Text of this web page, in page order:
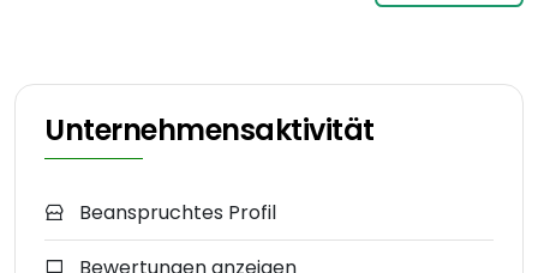
Unternehmensaktivität
Beanspruchtes Profil